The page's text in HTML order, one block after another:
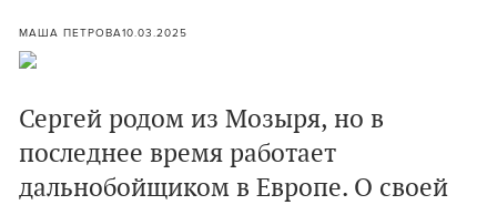
МАША ПЕТРОВА10.03.2025
Сергей родом из Мозыря, но в
последнее время работает
дальнобойщиком в Европе. О своей